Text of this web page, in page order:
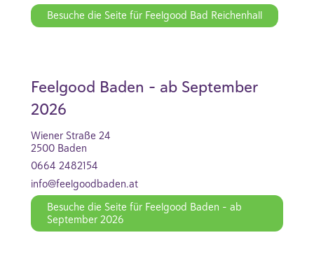
Besuche die Seite für Feelgood Bad Reichenhall
Feelgood Baden - ab September
2026
Wiener Straße 24
2500 Baden
0664 2482154
info@feelgoodbaden.at
Besuche die Seite für Feelgood Baden - ab
September 2026